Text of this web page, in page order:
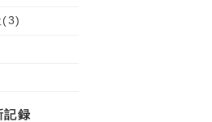
(3)
記録